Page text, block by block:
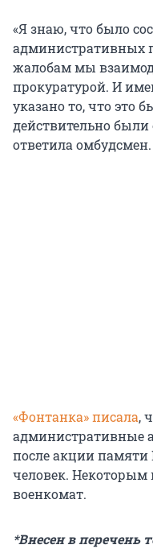
«Я знаю, что было
административных
жалобам мы
прокуратурой. И
указано то, что это
действительно
ответила омбудсмен.
«Фонтанка» писала,
административные
после акции памяти
человек. Некоторым
военкомат.
*Внесен в перечень